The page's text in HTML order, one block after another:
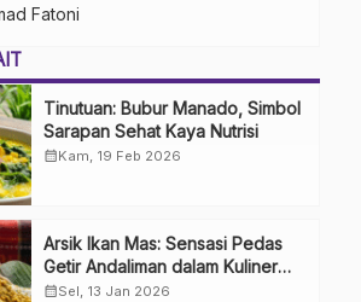
Fatoni
Tinutuan: Bubur Manado, Simbol
Sarapan Sehat Kaya Nutrisi
calendar_monthKam, 19 Feb 2026
Arsik Ikan Mas: Sensasi Pedas
Getir Andaliman dalam Kuliner
Khas Batak
calendar_monthSel, 13 Jan 2026